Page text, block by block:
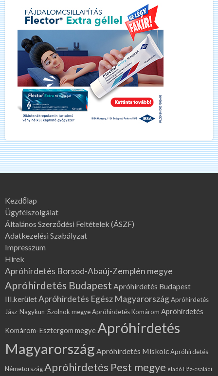
Kezdőlap
Ügyfélszolgálat
Általános Szerződési Feltételek (ÁSZF)
Adatkezelési Szabályzat
Impresszum
Hírek
Apróhirdetés Borsod-Abaúj-Zemplén megye
Apróhirdetés Budapest Apróhirdetés Budapest
III.kerületApróhirdetés Egész MagyarországApróhirdetés
Jász-Nagykun-Szolnok megyeApróhirdetés Komárom Apróhirdetés
Komárom-Esztergom megyeApróhirdetés
Magyarország Apróhirdetés MiskolcApróhirdetés
NémetországApróhirdetés Pest megye eladó Ház-családi